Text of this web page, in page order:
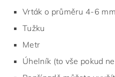
Vrták o průměru 4-6 mm
Tužku
Metr
Úhelník (to vše pokud